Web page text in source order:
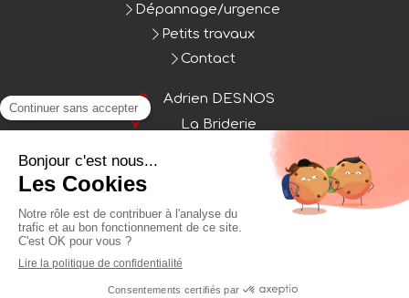
Dépannage/urgence
Petits travaux
Contact
Adrien DESNOS
La Briderie
Afficher le téléphone
Plan du site